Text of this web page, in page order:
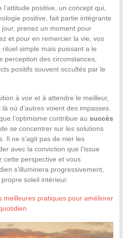
positive, un concept qui,
positive, fait partie intégrante
prenez un moment pour
et pour en remercier la vie, vos
simple mais puissant a le
perception des circonstances,
positifs souvent occultés par le
à voir et à attendre le meilleur,
où d’autres voient des impasses.
l’optimisme contribue au succès
se concentrer sur les solutions
Il ne s’agit pas de nier les
avec la conviction que l’issue
cette perspective et vous
s’illuminera progressivement,
soleil intérieur.
meilleures pratiques pour améliorer